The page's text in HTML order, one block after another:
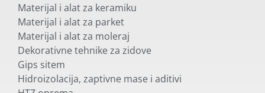
Materijal i alat za keramiku
Materijal i alat za parket
Materijal i alat za moleraj
Dekorativne tehnike za zidove
Gips sitem
Hidroizolacija, zaptivne mase i aditivi